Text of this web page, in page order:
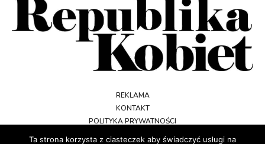
REKLAMA
KONTAKT
POLITYKA PRYWATNOŚCI
Ta strona korzysta z ciasteczek aby świadczyć usługi na